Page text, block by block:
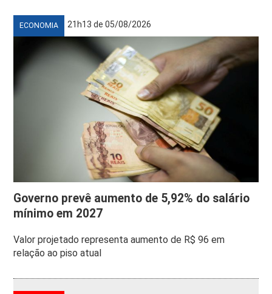
ECONOMIA 21h13 de 05/08/2026
Governo prevê aumento de 5,92% do salário
mínimo em 2027
Valor projetado representa aumento de R$ 96 em
relação ao piso atual